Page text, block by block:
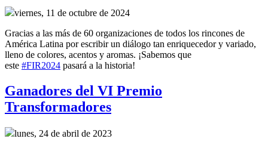
viernes, 11 de octubre de 2024
Gracias a las más de 60 organizaciones de todos los rincones de
América Latina por escribir un diálogo tan enriquecedor y variado,
lleno de colores, acentos y aromas. ¡Sabemos que
este #FIR2024 pasará a la historia!
Ganadores del VI Premio
Transformadores
lunes, 24 de abril de 2023